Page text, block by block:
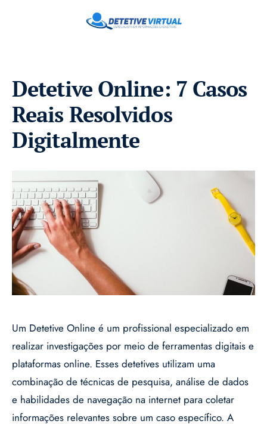
Detetive Online: 7 Casos
Reais Resolvidos
Digitalmente
Um Detetive Online é um profissional especializado em
realizar investigações por meio de ferramentas digitais e
plataformas online. Esses detetives utilizam uma
combinação de técnicas de pesquisa, análise de dados
e habilidades de navegação na internet para coletar
informações relevantes sobre um caso específico. A